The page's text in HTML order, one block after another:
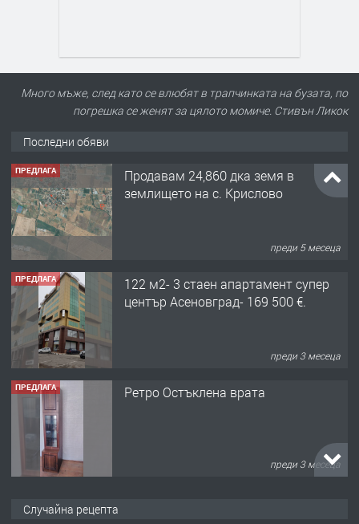
Много мъже, след като се влюбят в трапчинката на бузата, по
погрешка се женят за цялото момиче. Стивън Ликок
Последни обяви
ПРЕДЛАГА
122 м2- 3 стаен апартамент супер
център Асеновград- 169 500 €.
преди 3 месеца
ПРЕДЛАГА Ретро Остъклена врата
преди 3 месеца
ПРЕДЛАГА
🌟HYUNDAI i10 - 2024 | Само 55 лв./
преди 10 месеца
Случайна рецепта